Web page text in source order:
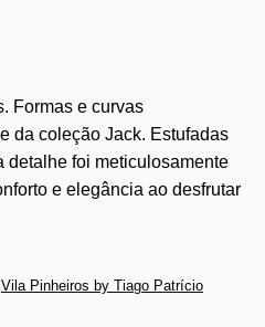
Formas e curvas
da coleção Jack. Estufadas
detalhe foi meticulosamente
e elegância ao desfrutar
Vila Pinheiros by Tiago Patrício